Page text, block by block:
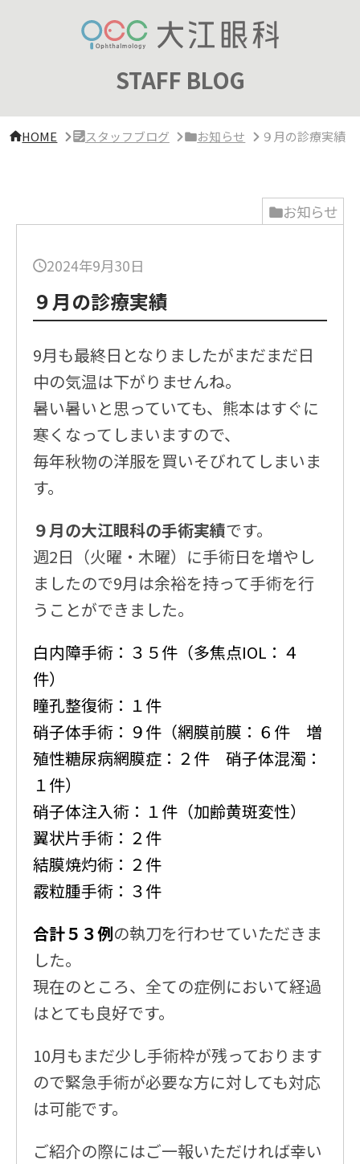
STAFF BLOG
HOME スタッフブログ お知らせ ９月の診療実績
お知らせ
2024年9月30日
９月の診療実績
9月も最終日となりましたがまだまだ日
中の気温は下がりませんね。
暑い暑いと思っていても、熊本はすぐに
寒くなってしまいますので、
毎年秋物の洋服を買いそびれてしまいま
す。
９月の大江眼科の手術実績です。
週2日（火曜・木曜）に手術日を増やし
ましたので9月は余裕を持って手術を行
うことができました。
白内障手術：３５件（多焦点IOL：４
件）
瞳孔整復術：１件
硝子体手術：９件（網膜前膜：６件 増
殖性糖尿病網膜症：２件 硝子体混濁：
１件）
硝子体注入術：１件（加齢黄斑変性）
翼状片手術：２件
結膜焼灼術：２件
霰粒腫手術：３件
合計５３例の執刀を行わせていただきま
した。
現在のところ、全ての症例において経過
はとても良好です。
10月もまだ少し手術枠が残っております
ので緊急手術が必要な方に対しても対応
は可能です。
ご紹介の際にはご一報いただければ幸い